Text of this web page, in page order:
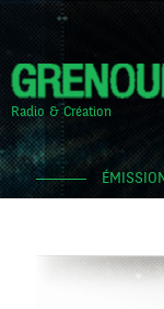
Radio & Création